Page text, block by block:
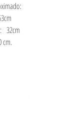
32cm
cm.